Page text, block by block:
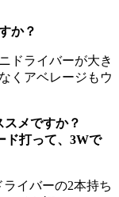
か？
ドライバーが大き
くアベレージもウ
スメですか？
ド打って、3Wで
イバーの2本持ち